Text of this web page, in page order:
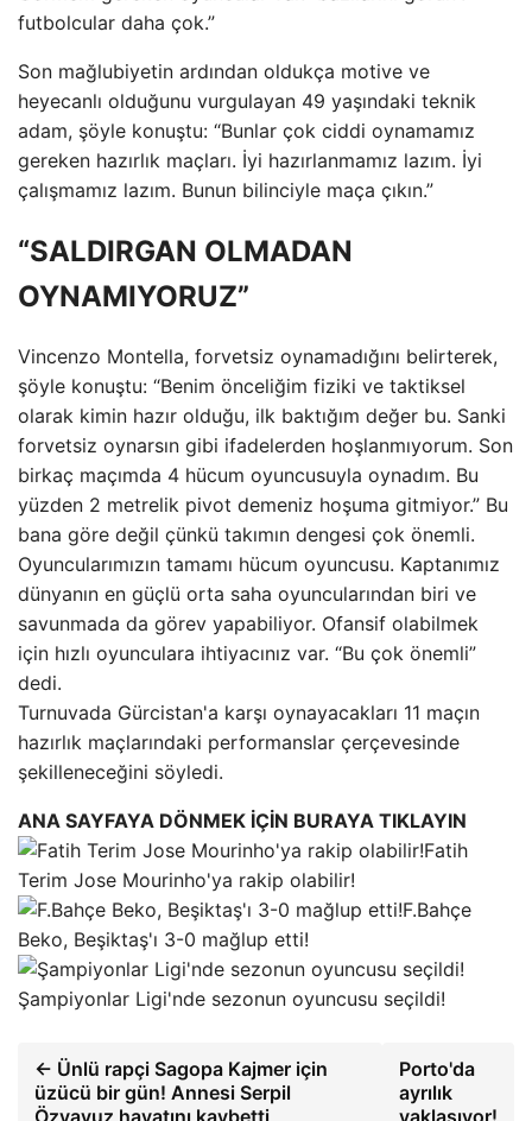
futbolcular daha çok.”
Son mağlubiyetin ardından oldukça motive ve
heyecanlı olduğunu vurgulayan 49 yaşındaki teknik
adam, şöyle konuştu: “Bunlar çok ciddi oynamamız
gereken hazırlık maçları. İyi hazırlanmamız lazım. İyi
çalışmamız lazım. Bunun bilinciyle maça çıkın.”
“SALDIRGAN OLMADAN
OYNAMIYORUZ”
Vincenzo Montella, forvetsiz oynamadığını belirterek,
şöyle konuştu: “Benim önceliğim fiziki ve taktiksel
olarak kimin hazır olduğu, ilk baktığım değer bu. Sanki
forvetsiz oynarsın gibi ifadelerden hoşlanmıyorum. Son
birkaç maçımda 4 hücum oyuncusuyla oynadım. Bu
yüzden 2 metrelik pivot demeniz hoşuma gitmiyor.” Bu
bana göre değil çünkü takımın dengesi çok önemli.
Oyuncularımızın tamamı hücum oyuncusu. Kaptanımız
dünyanın en güçlü orta saha oyuncularından biri ve
savunmada da görev yapabiliyor. Ofansif olabilmek
için hızlı oyunculara ihtiyacınız var. “Bu çok önemli”
dedi.
Turnuvada Gürcistan'a karşı oynayacakları 11 maçın
hazırlık maçlarındaki performanslar çerçevesinde
şekilleneceğini söyledi.
ANA SAYFAYA DÖNMEK İÇİN BURAYA TIKLAYIN
Fatih
Terim Jose Mourinho'ya rakip olabilir!
F.Bahçe
Beko, Beşiktaş'ı 3-0 mağlup etti!
Şampiyonlar Ligi'nde sezonun oyuncusu seçildi!
← Ünlü rapçi Sagopa Kajmer için
üzücü bir gün! Annesi Serpil
Porto'da
ayrılık